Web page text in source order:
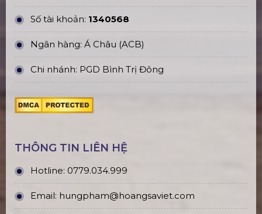
Số tài khoản: 1340568
Ngân hàng: Á Châu (ACB)
Chi nhánh: PGD Bình Trị Đông
THÔNG TIN LIÊN HỆ
Hotline: 0779.034.999
Email: hungpham@hoangsaviet.com